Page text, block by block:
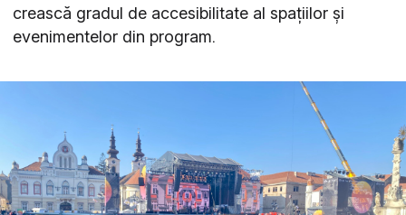
crească gradul de accesibilitate al spațiilor și
evenimentelor din program.